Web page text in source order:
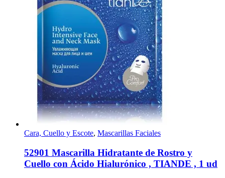
Cara, Cuello y Escote, Mascarillas Faciales
52901 Mascarilla Hidratante de Rostro y
Cuello con Ácido Hialurónico , TIANDE , 1 ud